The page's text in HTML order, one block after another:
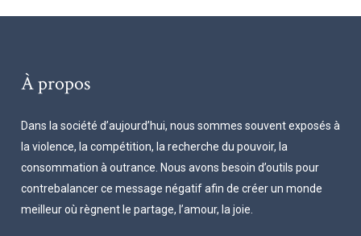
À propos
Dans la société d’aujourd’hui, nous sommes souvent exposés à
la violence, la compétition, la recherche du pouvoir, la
consommation à outrance. Nous avons besoin d’outils pour
contrebalancer ce message négatif afin de créer un monde
meilleur où règnent le partage, l’amour, la joie.